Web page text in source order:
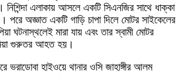
নিশিন্দা এলাকায় আসলে একটি সিএনজির সাথে ধাক্কা
পরে অজ্ঞাত একটি গাড়ি চাপা দিলে মোটর সাইকেলের
ঘটনাস্থলেই মারা যায় এবং তার স্বামী মোটর
গুরুতর আহত হয়।
ভরাডোবা হাইওয়ে থানার ওসি জাহাঙ্গীর আলম